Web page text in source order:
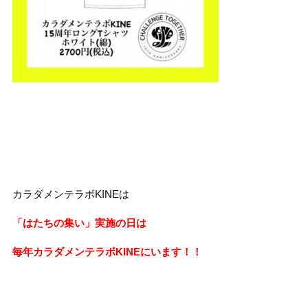
カラダメンテラボKINEは
「はたちの集い」実施の日は
毎年カラダメンテラボKINEにいます！！